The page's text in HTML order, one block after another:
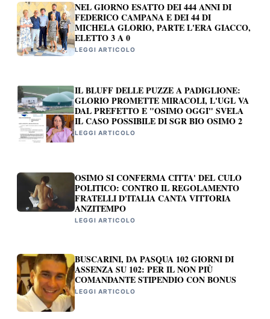
NEL GIORNO ESATTO DEI 444 ANNI DI
FEDERICO CAMPANA E DEI 44 DI
MICHELA GLORIO, PARTE L'ERA GIACCO,
ELETTO 3 A 0
LEGGI ARTICOLO
IL BLUFF DELLE PUZZE A PADIGLIONE:
GLORIO PROMETTE MIRACOLI, L'UGL VA
DAL PREFETTO E "OSIMO OGGI" SVELA
IL CASO POSSIBILE DI SGR BIO OSIMO 2
LEGGI ARTICOLO
OSIMO SI CONFERMA CITTA' DEL CULO
POLITICO: CONTRO IL REGOLAMENTO
FRATELLI D'ITALIA CANTA VITTORIA
ANZITEMPO
LEGGI ARTICOLO
BUSCARINI, DA PASQUA 102 GIORNI DI
ASSENZA SU 102: PER IL NON PIÙ
COMANDANTE STIPENDIO CON BONUS
LEGGI ARTICOLO